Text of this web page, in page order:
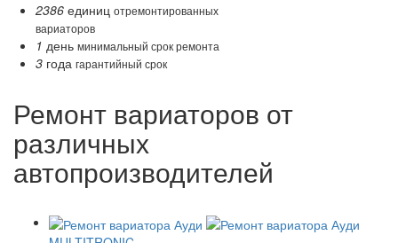
2386 единиц отремонтированных
вариаторов
1 день минимальный срок ремонта
3 года гарантийный срок
Ремонт вариаторов от
различных
автопроизводителей